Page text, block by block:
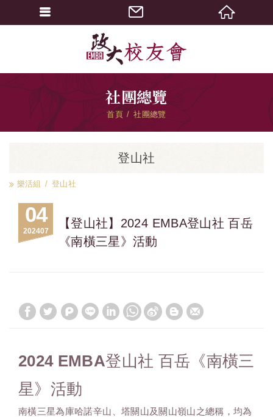
社團總覽
首頁 社團總覽
登山社
樂活組 登山社
04
07
2024
【登山社】2024 EMBA登山社 百岳
《南橫三星》活動
2024 EMBA登山社 百岳《南橫三
星》活動
南橫三星為庫哈諾辛山、塔關山及關山嶺山之總稱，均為